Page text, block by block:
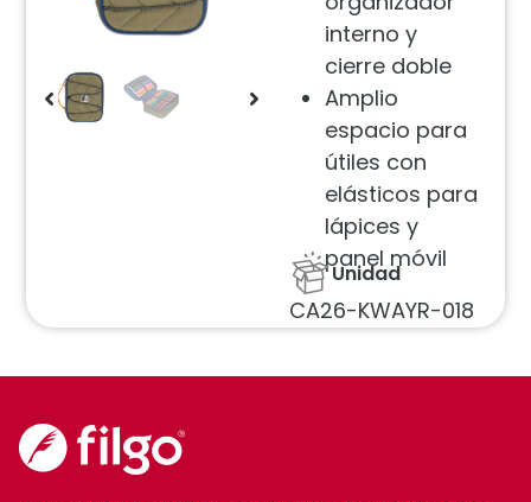
interno y
cierre doble
Amplio
espacio para
útiles con
elásticos para
lápices y
panel móvil
Unidad
CA26-KWAYR-018